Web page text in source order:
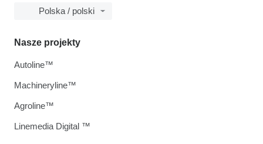
Polska / polski
Nasze projekty
Autoline™
Machineryline™
Agroline™
Linemedia Digital ™